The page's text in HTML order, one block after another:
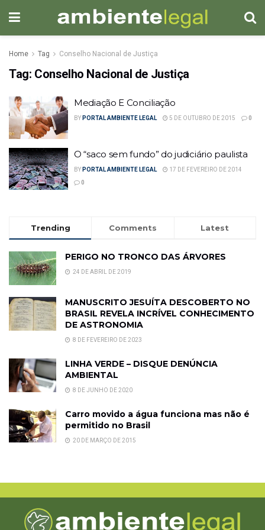
Home Tag Conselho Nacional de Justiça
Tag: Conselho Nacional de Justiça
Mediação E Conciliação
BY PORTAL AMBIENTE LEGAL 5 DE OUTUBRO DE 2015 0
O “saco sem fundo” do judiciário paulista
BY PORTAL AMBIENTE LEGAL
17 DE FEVEREIRO DE 2014
0
Trending Comments Latest
PERIGO NO TRONCO DAS ÁRVORES
24 DE ABRIL DE 2019
MANUSCRITO JESUÍTA DESCOBERTO NO
BRASIL REVELA INCRÍVEL CONHECIMENTO
DE ASTRONOMIA
8 DE FEVEREIRO DE 2023
LINHA VERDE – DISQUE DENÚNCIA
AMBIENTAL
8 DE JUNHO DE 2020
Carro movido a água funciona mas não é
permitido no Brasil
20 DE MARÇO DE 2015